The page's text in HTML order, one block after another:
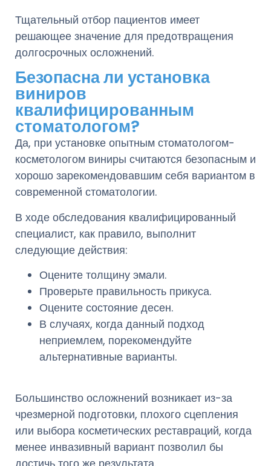
Тщательный отбор пациентов имеет
решающее значение для предотвращения
долгосрочных осложнений.
Безопасна ли установка
виниров
квалифицированным
стоматологом?
Да, при установке опытным стоматологом-
косметологом виниры считаются безопасным и
хорошо зарекомендовавшим себя вариантом в
современной стоматологии.
В ходе обследования квалифицированный
специалист, как правило, выполнит
следующие действия:
Оцените толщину эмали.
Проверьте правильность прикуса.
Оцените состояние десен.
В случаях, когда данный подход
неприемлем, порекомендуйте
альтернативные варианты.
Большинство осложнений возникает из-за
чрезмерной подготовки, плохого сцепления
или выбора косметических реставраций, когда
менее инвазивный вариант позволил бы